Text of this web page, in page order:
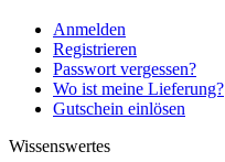
Anmelden
Registrieren
Passwort vergessen?
Wo ist meine Lieferung?
Gutschein einlösen
Wissenswertes